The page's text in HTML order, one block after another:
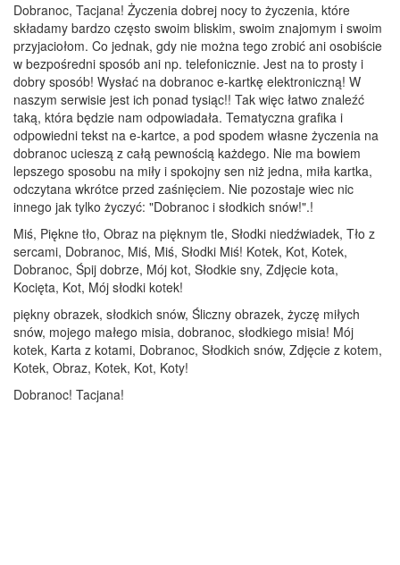
Dobranoc, Tacjana! Życzenia dobrej nocy to życzenia, które
składamy bardzo często swoim bliskim, swoim znajomym i swoim
przyjaciołom. Co jednak, gdy nie można tego zrobić ani osobiście
w bezpośredni sposób ani np. telefonicznie. Jest na to prosty i
dobry sposób! Wysłać na dobranoc e-kartkę elektroniczną! W
naszym serwisie jest ich ponad tysiąc!! Tak więc łatwo znaleźć
taką, która będzie nam odpowiadała. Tematyczna grafika i
odpowiedni tekst na e-kartce, a pod spodem własne życzenia na
dobranoc ucieszą z całą pewnością każdego. Nie ma bowiem
lepszego sposobu na miły i spokojny sen niż jedna, miła kartka,
odczytana wkrótce przed zaśnięciem. Nie pozostaje wiec nic
innego jak tylko życzyć: "Dobranoc i słodkich snów!".!
Miś, Piękne tło, Obraz na pięknym tle, Słodki niedźwiadek, Tło z
sercami, Dobranoc, Miś, Miś, Słodki Miś! Kotek, Kot, Kotek,
Dobranoc, Śpij dobrze, Mój kot, Słodkie sny, Zdjęcie kota,
Kocięta, Kot, Mój słodki kotek!
piękny obrazek, słodkich snów, Śliczny obrazek, życzę miłych
snów, mojego małego misia, dobranoc, słodkiego misia! Mój
kotek, Karta z kotami, Dobranoc, Słodkich snów, Zdjęcie z kotem,
Kotek, Obraz, Kotek, Kot, Koty!
Dobranoc! Tacjana!